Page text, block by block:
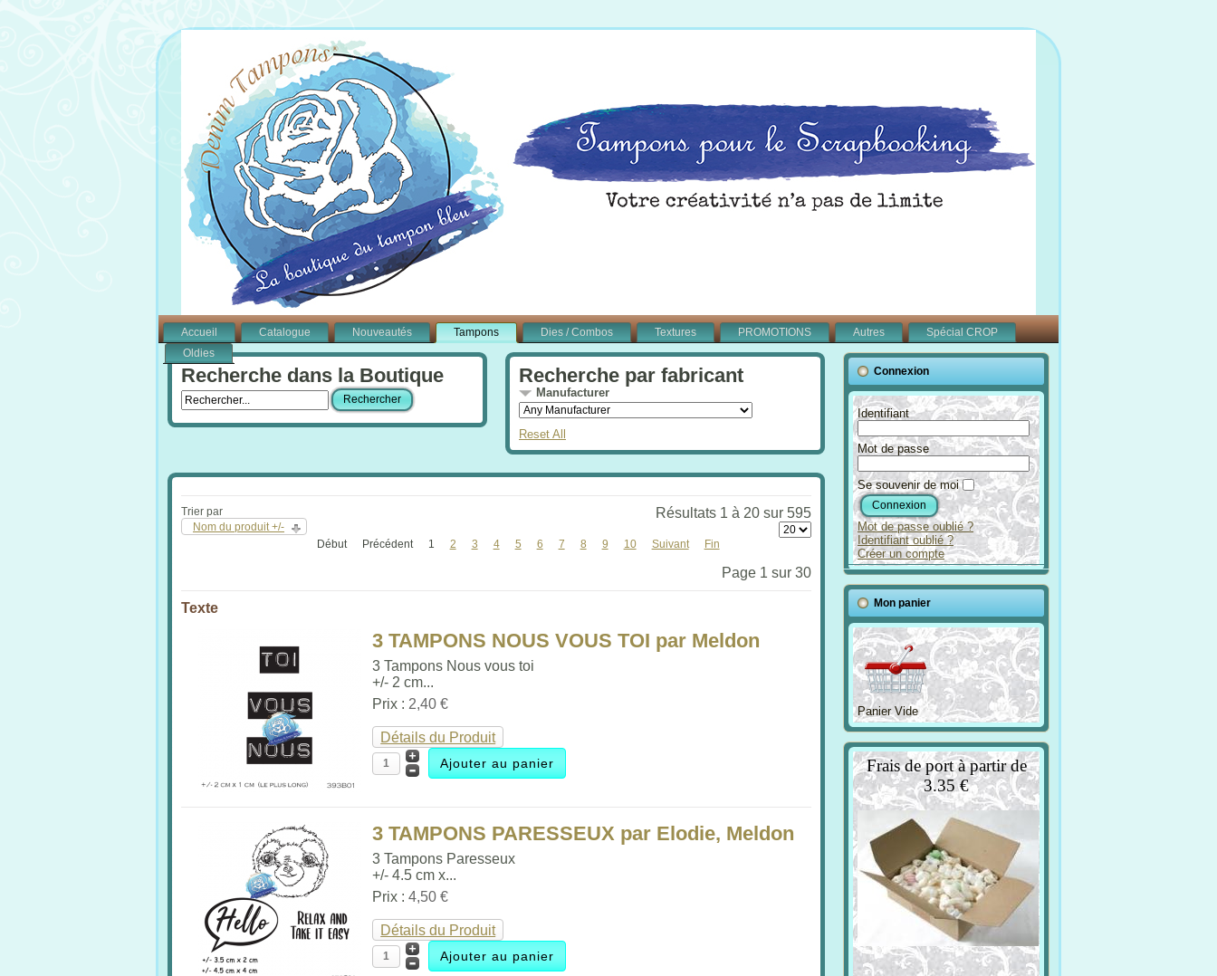
Accueil Catalogue Nouveautés Tampons Dies / Combos Textures PROMOTIONS Autres
Spécial CROP
Oldies
Recherche dans la Boutique Recherche par fabricant
Manufacturer
Reset All
Trier par
Nom du produit +/-
Résultats 1 à 20 sur 595
Début Précédent 1 2 3 4 5 6 7 8 9 10 Suivant Fin
Page 1 sur 30
Texte
3 TAMPONS NOUS VOUS TOI par Meldon
3 Tampons Nous vous toi
+/- 2 cm...
Prix : 2,40 €
Détails du Produit
3 TAMPONS PARESSEUX par Elodie, Meldon
3 Tampons Paresseux
+/- 4.5 cm x...
Prix :4,50 €
Détails du Produit
Connexion
Identifiant
Mot de passe
Se souvenir de moi
Mot de passe oublié ?
Identifiant oublié ?
Créer un compte
Mon panier
Panier Vide
Frais de port à partir de
3.35 €